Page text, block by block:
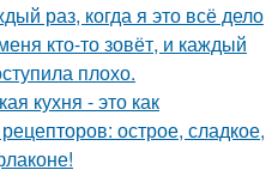
раз, когда я это всё дело
кто-то зовёт, и каждый
плохо.
кухня - это как
острое, сладкое,